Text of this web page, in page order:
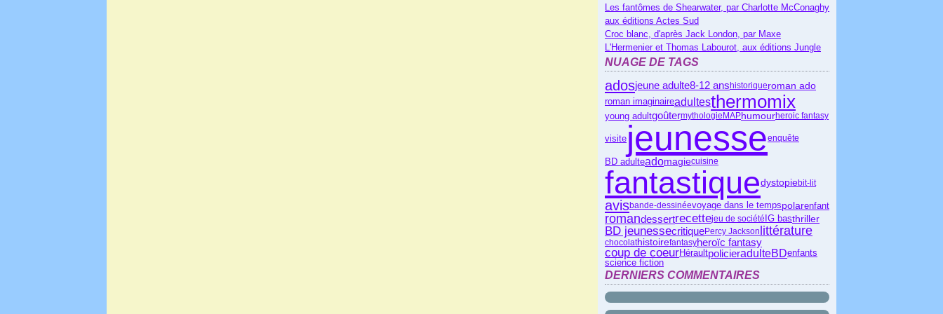
Les fantômes de Shearwater, par Charlotte McConaghy
aux éditions Actes Sud
Croc blanc, d'après Jack London, par Maxe
L'Hermenier et Thomas Labourot, aux éditions Jungle
NUAGE DE TAGS
adosjeune adulte8-12 ans historiqueroman ado
roman imaginaireadultesthermomix
young adultgoûtermythologie MAPhumourheroic fantasy
visite jeunesseenquête
BD adulteadomagiecuisine
fantastiquedystopiebit-lit
avisbande-dessinéevoyage dans le tempspolarenfant
romandessertrecettejeu de société IG basthriller
BD jeunessecritiquePercy Jackson littérature
chocolathistoirefantasyheroïc fantasy
coup de coeurHéraultpolicieradulteBDenfants
science fiction
DERNIERS COMMENTAIRES